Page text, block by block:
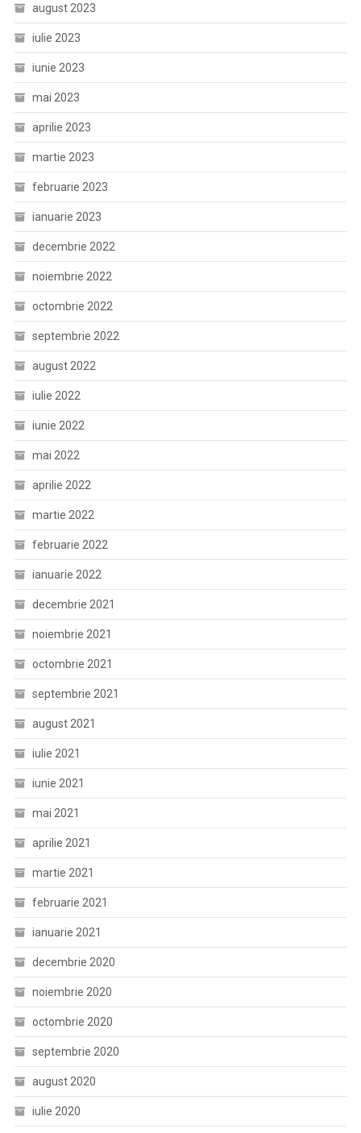
august 2023
iulie 2023
iunie 2023
mai 2023
aprilie 2023
martie 2023
februarie 2023
ianuarie 2023
decembrie 2022
noiembrie 2022
octombrie 2022
septembrie 2022
august 2022
iulie 2022
iunie 2022
mai 2022
aprilie 2022
martie 2022
februarie 2022
ianuarie 2022
decembrie 2021
noiembrie 2021
octombrie 2021
septembrie 2021
august 2021
iulie 2021
iunie 2021
mai 2021
aprilie 2021
martie 2021
februarie 2021
ianuarie 2021
decembrie 2020
noiembrie 2020
octombrie 2020
septembrie 2020
august 2020
iulie 2020